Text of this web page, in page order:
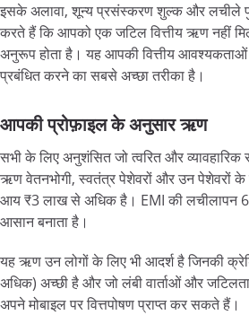
इसके अलावा, शून्य प्रसंस्करण शुल्क और लचीले
करते हैं कि आपको एक जटिल वित्तीय ऋण नहीं
अनुरूप होता है। यह आपकी वित्तीय
प्रबंधित करने का सबसे अच्छा तरीका है।
आपकीप्रोफ़ाइलकेअनुसारऋण
सभी के लिए अनुशंसित जो त्वरित और
ऋण वेतनभोगी, स्वतंत्र पेशेवरों और उन पेशेवरों के
आय ₹3 लाख से अधिक है। EMI की लचीलापन
आसान बनाता है।
यह ऋण उन लोगों के लिए भी आदर्श है जिनकी
अधिक) अच्छी है और जो लंबी वार्ताओं और
अपने मोबाइल पर वित्तपोषण प्राप्त कर सकते हैं।